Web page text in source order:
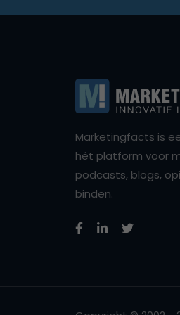
Marketingfacts is
hét platform voor
podcasts, blogs,
binden.